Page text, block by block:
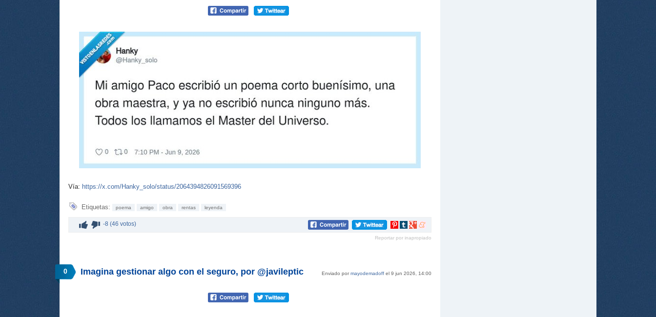
Vía: https://x.com/Hanky_solo/status/2064394826091569396
Etiquetas: poema amigo obra rentas leyenda
-8 (46 votos)
Compartir
Pinterest
Compartir
tumblr
Compartir
Google+
Compartir
meneame
Reportar por inapropiado
0 Enviado pormayodemadoff el 9 jun 2026, 14:00
Imagina gestionar algo con el seguro, por @javileptic